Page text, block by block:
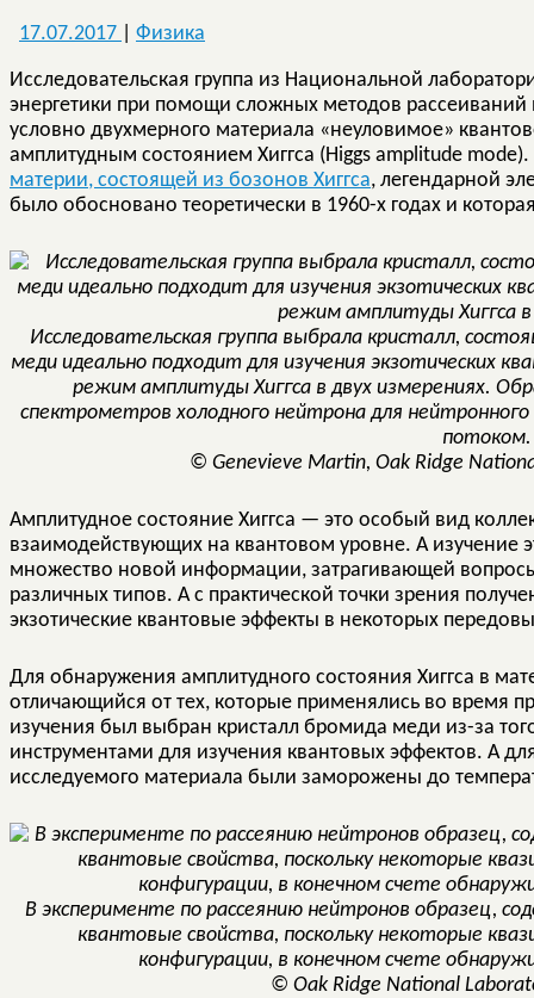
17.07.2017 Физика
Исследовательская группа из Национальной
энергетики при помощи сложных методов рассеиваний
условно двухмерного материала «неуловимое»
амплитудным состоянием Хиггса (Higgs amplitude
материи, состоящей из бозонов Хиггса, легендарной
было обосновано теоретически в 1960-х годах и
Исследовательская группа выбрала кристалл,
меди идеально подходит для изучения
режим амплитуды Хиггса в двух измерениях.
спектрометров холодного нейтрона для
потоком.
© Genevieve Martin, Oak Ridge
Амплитудное состояние Хиггса — это особый вид
взаимодействующих на квантовом уровне. А изучение
множество новой информации, затрагивающей
различных типов. А с практической точки зрения
экзотические квантовые эффекты в некоторых
Для обнаружения амплитудного состояния Хиггса в
отличающийся от тех, которые применялись во время
изучения был выбран кристалл бромида меди из-за
инструментами для изучения квантовых эффектов. А
исследуемого материала были заморожены до
В эксперименте по рассеянию нейтронов образец,
квантовые свойства, поскольку некоторые
конфигурации, в конечном счете
© Oak Ridge National